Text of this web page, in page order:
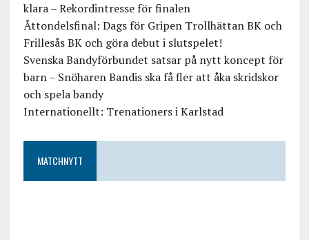
klara – Rekordintresse för finalen
Åttondelsfinal: Dags för Gripen Trollhättan BK och
Frillesås BK och göra debut i slutspelet!
Svenska Bandyförbundet satsar på nytt koncept för
barn – Snöharen Bandis ska få fler att åka skridskor
och spela bandy
Internationellt: Trenationers i Karlstad
MATCHNYTT